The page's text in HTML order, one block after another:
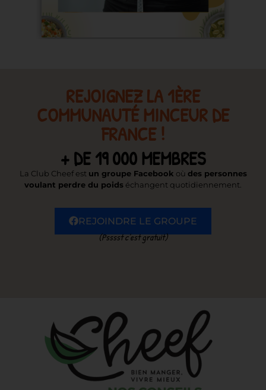
REJOIGNEZ LA 1ÈRE
COMMUNAUTÉ MINCEUR DE
FRANCE !
+ DE 19 000 MEMBRES
La Club Cheef est un groupe Facebook où des personnes
voulant perdre du poids échangent quotidiennement.
REJOINDRE LE GROUPE
(Psssst c’est gratuit)